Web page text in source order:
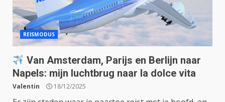
REISMODUS
Van Amsterdam, Parijs en Berlijn naar
Napels: mijn luchtbrug naar la dolce vita
Valentin 18/12/2025